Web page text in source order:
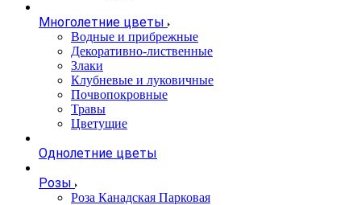
Многолетние цветы
Водные и прибрежные
Декоративно-лиственные
Злаки
Клубневые и луковичные
Почвопокровные
Травы
Цветущие
Однолетние цветы
Розы
Роза Канадская Парковая